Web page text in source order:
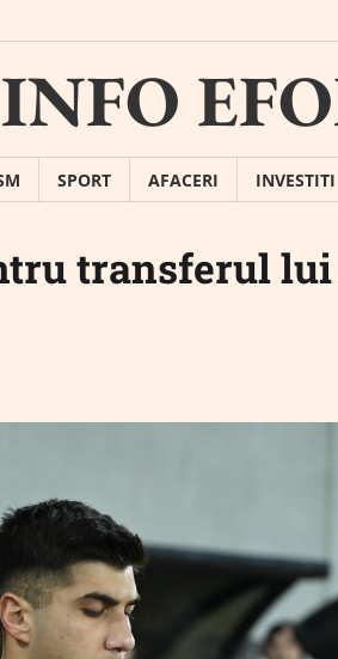
INFO
SPORT AFACERI INVESTITI
transferul